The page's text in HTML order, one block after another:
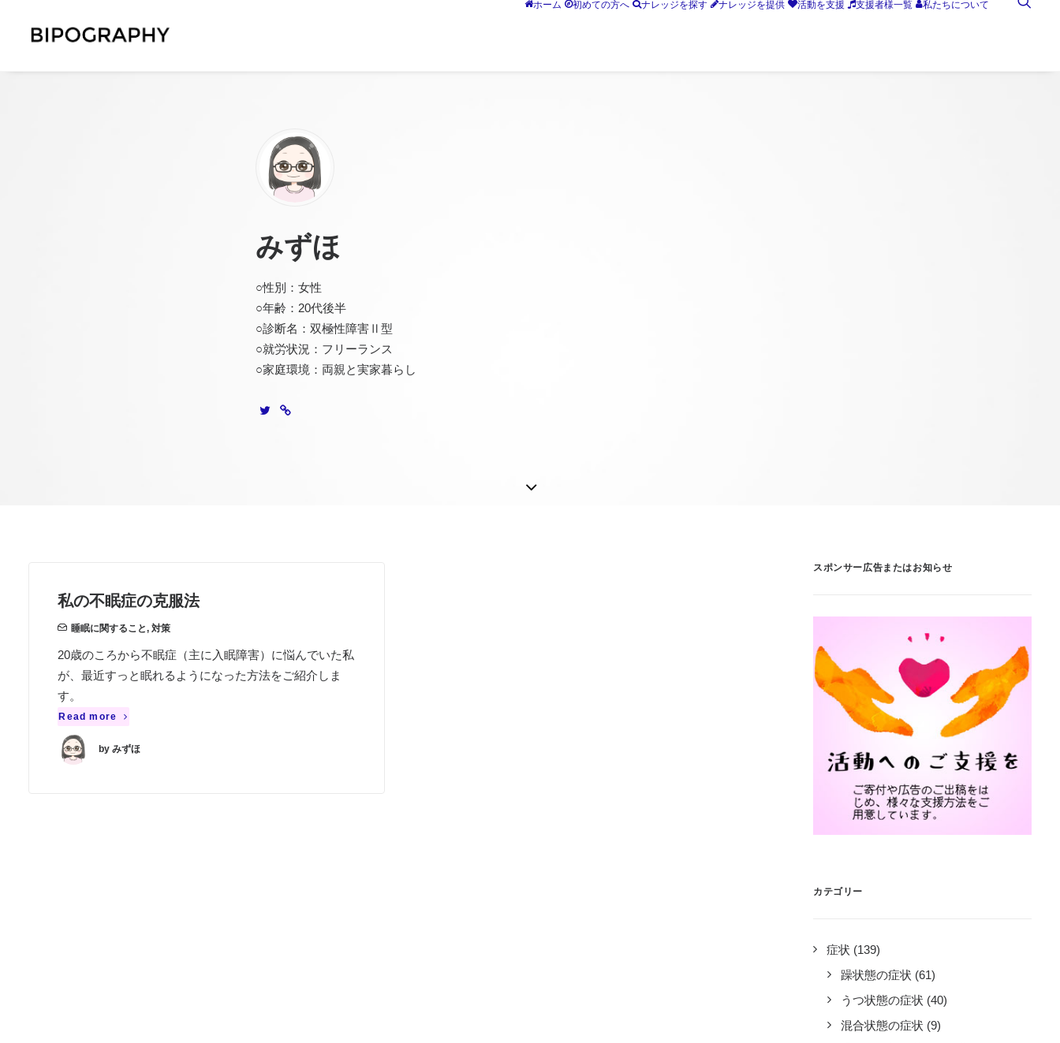
ホーム 初めての方へ ナレッジを探す ナレッジを提供 活動を支援 支援者様一覧 私たちについて
みずほ
○性別：女性
○年齢：20代後半
○診断名：双極性障害Ⅱ型
○就労状況：フリーランス
○家庭環境：両親と実家暮らし
私の不眠症の克服法
睡眠に関すること, 対策
20歳のころから不眠症（主に入眠障害）に悩んでいた私
が、最近すっと眠れるようになった方法をご紹介しま
す。
Read more
by みずほ
スポンサー広告またはお知らせ
カテゴリー
症状 (139)
躁状態の症状 (61)
うつ状態の症状 (40)
混合状態の症状 (9)